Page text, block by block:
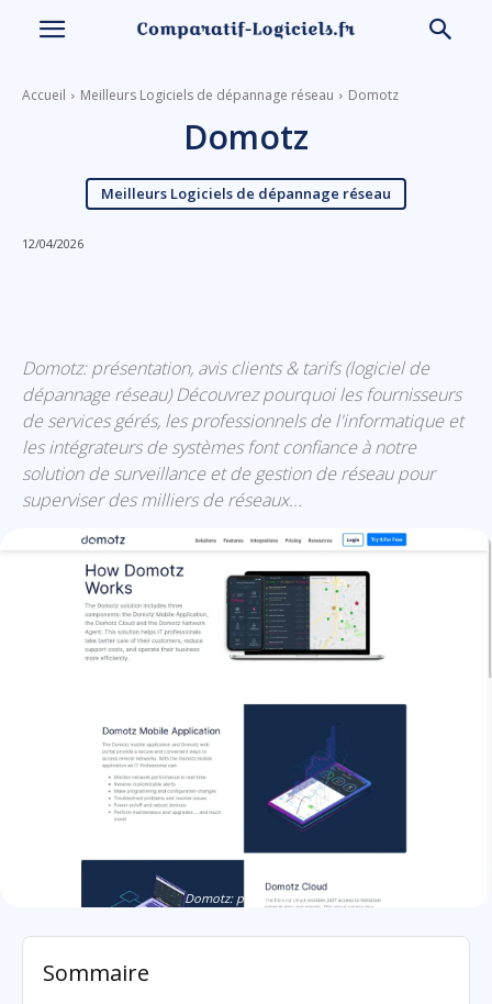
Accueil Meilleurs Logiciels de dépannage réseau Domotz
Domotz
Meilleurs Logiciels de dépannage réseau
12/04/2026
Domotz: présentation, avis clients & tarifs (logiciel de
dépannage réseau) Découvrez pourquoi les fournisseurs
de services gérés, les professionnels de l'informatique et
les intégrateurs de systèmes font confiance à notre
solution de surveillance et de gestion de réseau pour
superviser des milliers de réseaux...
Domotz: présentation
Sommaire